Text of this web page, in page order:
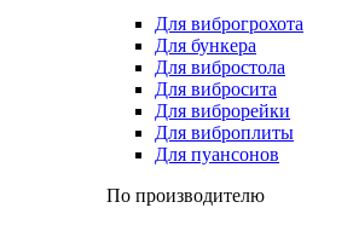
Для виброгрохота
Для бункера
Для вибростола
Для вибросита
Для виброрейки
Для виброплиты
Для пуансонов
По производителю